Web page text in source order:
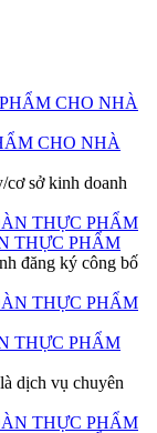
CHO NHÀ
cơ sở kinh doanh
THỰC PHẨM
đăng ký công bố
THỰC PHẨM
dịch vụ chuyên